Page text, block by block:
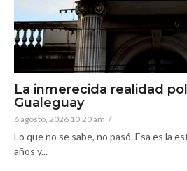
La inmerecida realidad
Gualeguay
6 agosto, 2026 10:20 am /
Lo que no se sabe, no pasó. Esa es la
años y...